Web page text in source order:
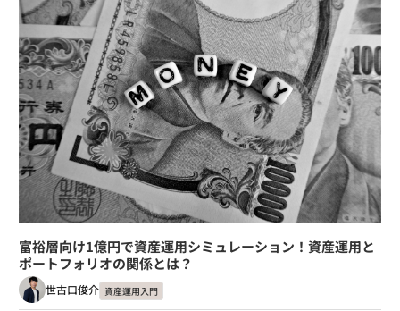
富裕層向け1億円で資産運用シミュレーション！資産運用と
ポートフォリオの関係とは？
世古口俊介 資産運用入門